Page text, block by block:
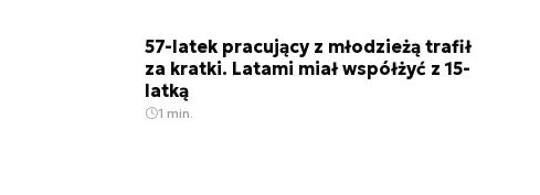
57-latek pracujący z młodzieżą trafił
za kratki. Latami miał współżyć z 15-
latką
1 min.